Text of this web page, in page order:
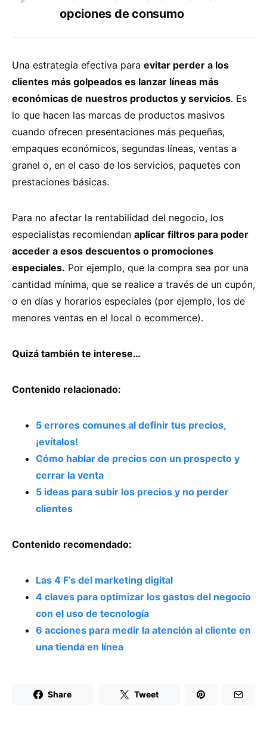
opciones de consumo
Una estrategia efectiva para evitar perder a los
clientes más golpeados es lanzar líneas más
económicas de nuestros productos y servicios. Es
lo que hacen las marcas de productos masivos
cuando ofrecen presentaciones más pequeñas,
empaques económicos, segundas líneas, ventas a
granel o, en el caso de los servicios, paquetes con
prestaciones básicas.
Para no afectar la rentabilidad del negocio, los
especialistas recomiendan aplicar filtros para poder
acceder a esos descuentos o promociones
especiales. Por ejemplo, que la compra sea por una
cantidad mínima, que se realice a través de un cupón,
o en días y horarios especiales (por ejemplo, los de
menores ventas en el local o ecommerce).
Quizá también te interese…
Contenido relacionado:
5 errores comunes al definir tus precios,
¡evítalos!
Cómo hablar de precios con un prospecto y
cerrar la venta
5 ideas para subir los precios y no perder
clientes
Contenido recomendado:
Las 4 F’s del marketing digital
4 claves para optimizar los gastos del negocio
con el uso de tecnología
6 acciones para medir la atención al cliente en
una tienda en línea
Share Tweet